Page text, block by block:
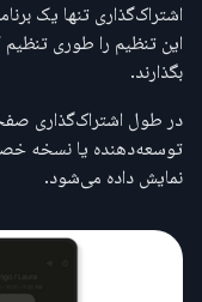
اشتراک‌گذاری تنها یک
این تنظیم را طوری
بگذارند.
در طول اشتراک‌گذاری
توسعه‌دهنده یا نسخه
نمایش داده می‌شود.